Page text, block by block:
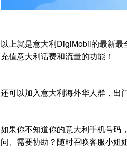
以上就是意大利DigiMobil的最新
充值意大利话费和流量的功能！
还可以加入意大利海外华人群，出
如果你不知道你的意大利手机号码
问、需要协助？随时召唤客服小姐